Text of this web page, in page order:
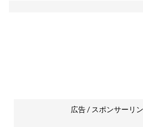
広告 / スポンサーリ